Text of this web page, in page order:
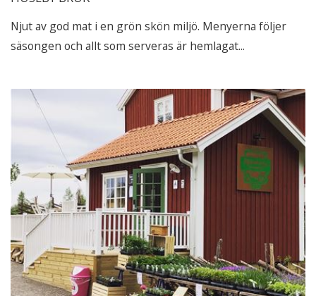
Njut av god mat i en grön skön miljö. Menyerna följer
säsongen och allt som serveras är hemlagat...